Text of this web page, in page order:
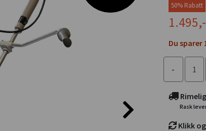
50% Rabatt
1.495,-
Du sparer
Rask
Klikk